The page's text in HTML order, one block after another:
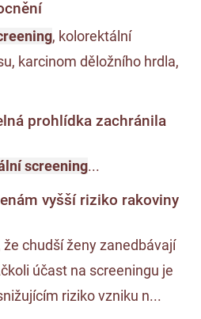
, kolorektální
karcinom děložního hrdla,
prohlídka zachránila
screening...
vyšší riziko rakoviny
chudší ženy zanedbávají
účast na screeningu je
riziko vzniku n...